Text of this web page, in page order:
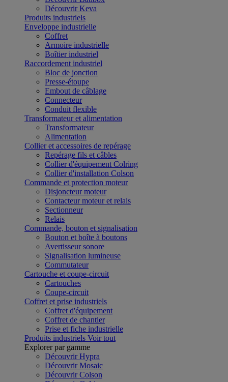
Découvrir Keva
Produits industriels
Enveloppe industrielle
Coffret
Armoire industrielle
Boîtier industriel
Raccordement industriel
Bloc de jonction
Presse-étoupe
Embout de câblage
Connecteur
Conduit flexible
Transformateur et alimentation
Transformateur
Alimentation
Collier et accessoires de repérage
Repérage fils et câbles
Collier d'équipement Colring
Collier d'installation Colson
Commande et protection moteur
Disjoncteur moteur
Contacteur moteur et relais
Sectionneur
Relais
Commande, bouton et signalisation
Bouton et boîte à boutons
Avertisseur sonore
Signalisation lumineuse
Commutateur
Cartouche et coupe-circuit
Cartouches
Coupe-circuit
Coffret et prise industriels
Coffret d'équipement
Coffret de chantier
Prise et fiche industrielle
Produits industriels Voir tout
Explorer par gamme
Découvrir Hypra
Découvrir Mosaic
Découvrir Colson